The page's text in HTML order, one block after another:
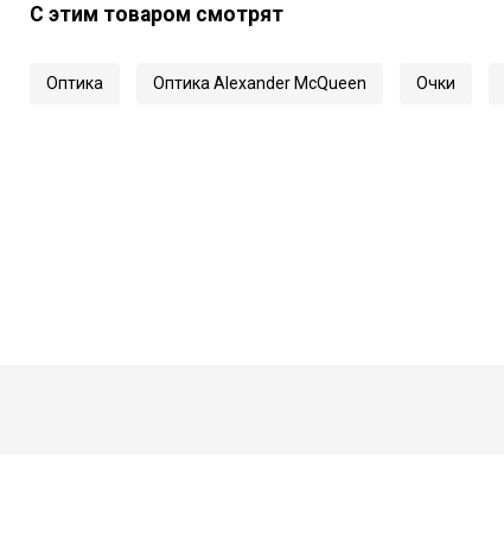
Длина заушника
Артикул
С этим товаром смотрят
Оптика Оптика Alexander McQueen Очки